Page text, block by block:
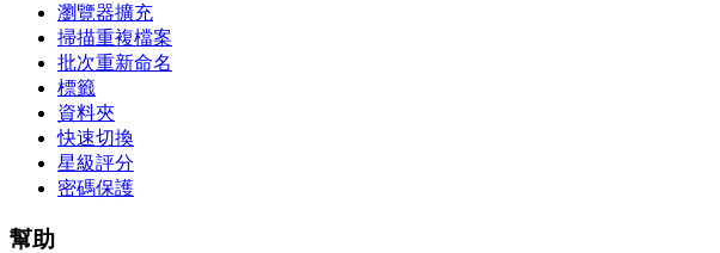
瀏覽器擴充
掃描重複檔案
批次重新命名
標籤
資料夾
快速切換
星級評分
密碼保護
幫助